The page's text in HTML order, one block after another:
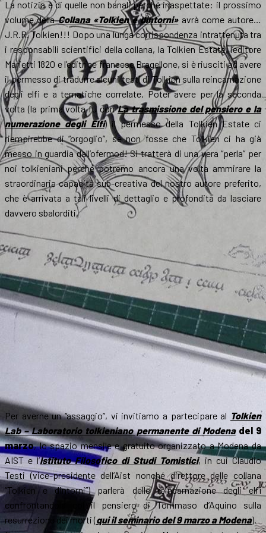
La notizia è di quelle non banali perché inaspettate: il prossimo
volume dellaCollana «Tolkien e dintorni»avrà come autore…
J.R.R. Tolkien!!! Dopo una lunga corrispondenza intrattenuta tra
i responsabili scientifici della collana, la Tolkien Estate, l’editore
Marietti 1820 e l’editrice francese Bragellone, si è riusciti ad avere
il permesso di tradurre alcuni testi di Tolkien sulla reincarnazione
degli elfi e a tematiche correlate. Poter avere per la seconda
volta (la prima volta fu conLa trasmissione del pensiero e la
numerazione degli Elfi) il permesso della Tolkien Estate ci
riempirebbe di “orgoglio”, se non fosse che Tolkien ci ha già
messo in guardia dall’ofermod! Si tratterà di una vera “perla” per
noi tolkieniani perché potremo ancora una volta ammirare la
straordinaria capacità sub-creativa del nostro autore preferito,
che è arrivata a tali livelli di dettaglio e profondità da lasciare
davvero sbalorditi.
Per averne un “assaggio”, vi invitiamo a partecipare al Tolkien
Lab – Laboratorio tolkieniano permanente di Modenadel 9
marzo, lo spazio mensile e gratuito organizzato a Modena da
AIST e l’Istituto Filosofico di Studi Tomistici, in cui Claudio
Testi (vice-presidente dell’Aist nonché direttore delle collana
“Tolkien e dintorni”) parlerà delle reincarnazione degli elfi
confrontandola col il pensiero di Tommaso d’Aquino sulla
resurrezione dei morti (qui il seminario del 9 marzo a Modena).